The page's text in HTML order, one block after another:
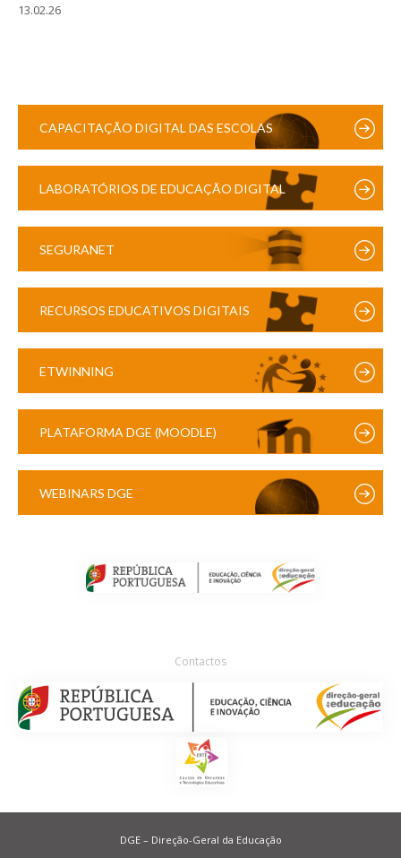
13.02.26
CAPACITAÇÃO DIGITAL DAS ESCOLAS
LABORATÓRIOS DE EDUCAÇÃO DIGITAL
SEGURANET
RECURSOS EDUCATIVOS DIGITAIS
ETWINNING
PLATAFORMA DGE (MOODLE)
WEBINARS DGE
Contactos
DGE – Direção-Geral da Educação